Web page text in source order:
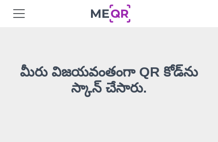
మీరు విజయవంతంగా QR కోడ్‌ను
స్కాన్ చేసారు.